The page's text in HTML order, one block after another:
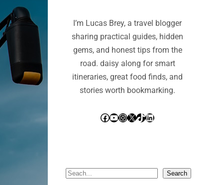
I’m Lucas Brey, a travel blogger
sharing practical guides, hidden
gems, and honest tips from the
road. daisy along for smart
itineraries, great food finds, and
stories worth bookmarking.
Facebook YouTube InstagramX TikTok LinkedIn
S
Search